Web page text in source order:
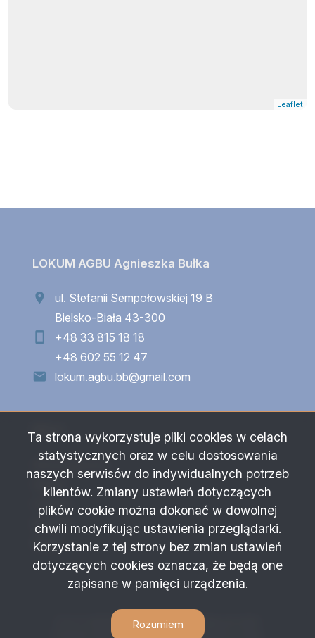
Leaflet
LOKUM AGBU Agnieszka Bułka
ul. Stefanii Sempołowskiej 19 B
Bielsko-Biała 43-300
+48 33 815 18 18
+48 602 55 12 47
lokum.agbu.bb@gmail.com
Menu
Strona główna
Oferty
O firmie
Kontakt
Rodo
P.H.U."LOKUM-AGBU" Agnieszka Bułka © 2026
Program dla biur nieruchomości
Galactica Virgo
Ta strona wykorzystuje pliki cookies w celach
statystycznych oraz w celu dostosowania
naszych serwisów do indywidualnych potrzeb
klientów. Zmiany ustawień dotyczących
plików cookie można dokonać w dowolnej
chwili modyfikując ustawienia przeglądarki.
Korzystanie z tej strony bez zmian ustawień
dotyczących cookies oznacza, że będą one
zapisane w pamięci urządzenia.
Rozumiem